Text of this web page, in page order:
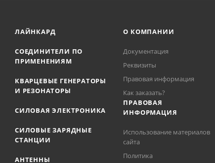
ЛАЙНКАРД
СОЕДИНИТЕЛИ ПО
ПРИМЕНЕНИЯМ
КВАРЦЕВЫЕ ГЕНЕРАТОРЫ
И РЕЗОНАТОРЫ
СИЛОВАЯ ЭЛЕКТРОНИКА
СИЛОВЫЕ ЗАРЯДНЫЕ
СТАНЦИИ
АНТЕННЫ
О КОМПАНИИ
Документация
Реквизиты
Правовая информация
Как заказать?
ПРАВОВАЯ
ИНФОРМАЦИЯ
Использование материалов
сайта
Политика